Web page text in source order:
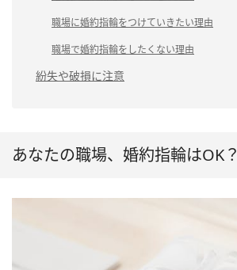
職場に婚約指輪をつけていきたい理由
職場で婚約指輪をしたくない理由
紛失や破損に注意
あなたの職場、婚約指輪はOK？